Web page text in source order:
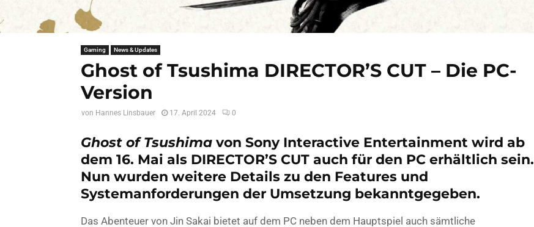
Gaming News & Updates
Ghost of Tsushima DIRECTOR’S CUT – Die PC-
Version
von Hannes Linsbauer 17. April 2024 0
Ghost of Tsushima von Sony Interactive Entertainment wird ab
dem 16. Mai als DIRECTOR’S CUT auch für den PC erhältlich sein.
Nun wurden weitere Details zu den Features und
Systemanforderungen der Umsetzung bekanntgegeben.
Das Abenteuer von Jin Sakai bietet auf dem PC neben dem Hauptspiel auch sämtliche